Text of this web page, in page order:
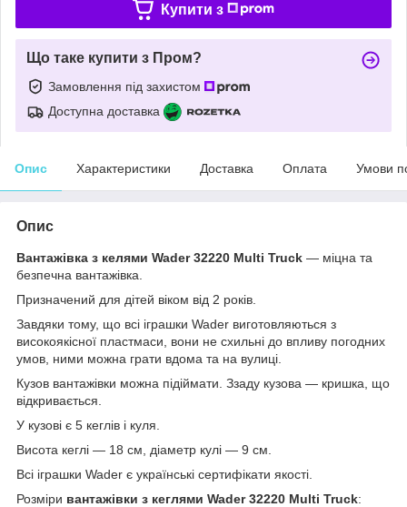
Купити з
Що таке купити з Пром?
Замовлення під захистом
Доступна доставка
Опис Характеристики Доставка Оплата Умови
Опис
Вантажівка з келями Wader32220 Multi Truck — міцна та
безпечна вантажівка.
Призначений для дітей віком від 2 років.
Завдяки тому, що всі іграшки Wader виготовляються з
високоякісної пластмаси, вони не схильні до впливу погодних
умов, ними можна грати вдома та на вулиці.
Кузов вантажівки можна підіймати. Ззаду кузова — кришка, що
відкривається.
У кузові є 5 кеглів і куля.
Висота кеглі — 18 см, діаметр кулі — 9 см.
Всі іграшки Wader є українські сертифікати якості.
Розміри вантажівки з кеглями Wader32220 Multi Truck: